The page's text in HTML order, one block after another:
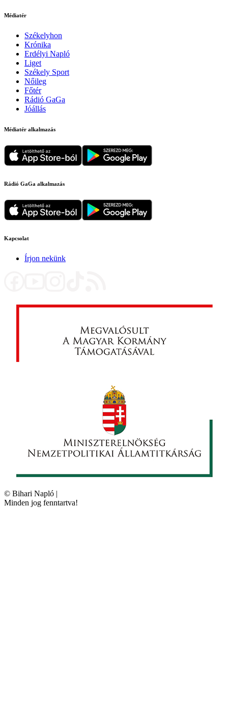
Médiatér
Székelyhon
Krónika
Erdélyi Napló
Liget
Székely Sport
Nőileg
Főtér
Rádió GaGa
Jóállás
Médiatér alkalmazás
Rádió GaGa alkalmazás
Kapcsolat
Írjon nekünk
© Bihari Napló |
Minden jog fenntartva!